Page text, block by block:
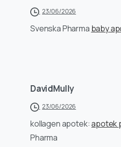
23/06/2026
Svenska Pharma baby
DavidMully
23/06/2026
kollagen apotek:apotek
Pharma